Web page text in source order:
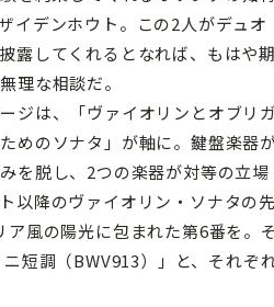
イデンホウト。この2人がデュオ
露してくれるとなれば、もはや期
理な相談だ。
ジは、「ヴァイオリンとオブリガ
めのソナタ」が軸に。鍵盤楽器
を脱し、2つの楽器が対等の立場
以降のヴァイオリン・ソナタの
ア風の陽光に包まれた第6番を
短調（BWV913）」と、それぞ